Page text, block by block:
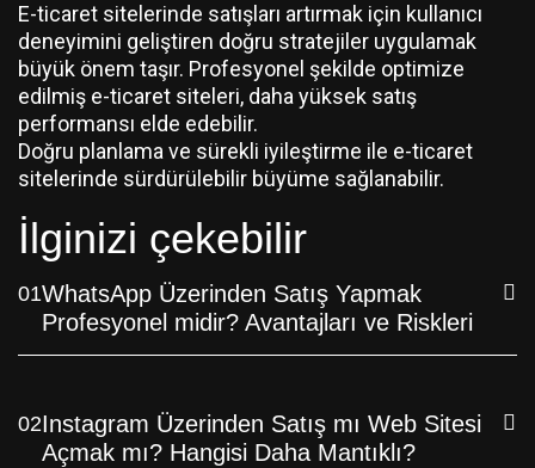
E-ticaret sitelerinde satışları artırmak için kullanıcı
deneyimini geliştiren doğru stratejiler uygulamak
büyük önem taşır. Profesyonel şekilde optimize
edilmiş e-ticaret siteleri, daha yüksek satış
performansı elde edebilir.
Doğru planlama ve sürekli iyileştirme ile e-ticaret
sitelerinde sürdürülebilir büyüme sağlanabilir.
İlginizi çekebilir
01WhatsApp Üzerinden Satış Yapmak
Profesyonel midir? Avantajları ve Riskleri
02Instagram Üzerinden Satış mı Web Sitesi
Açmak mı? Hangisi Daha Mantıklı?